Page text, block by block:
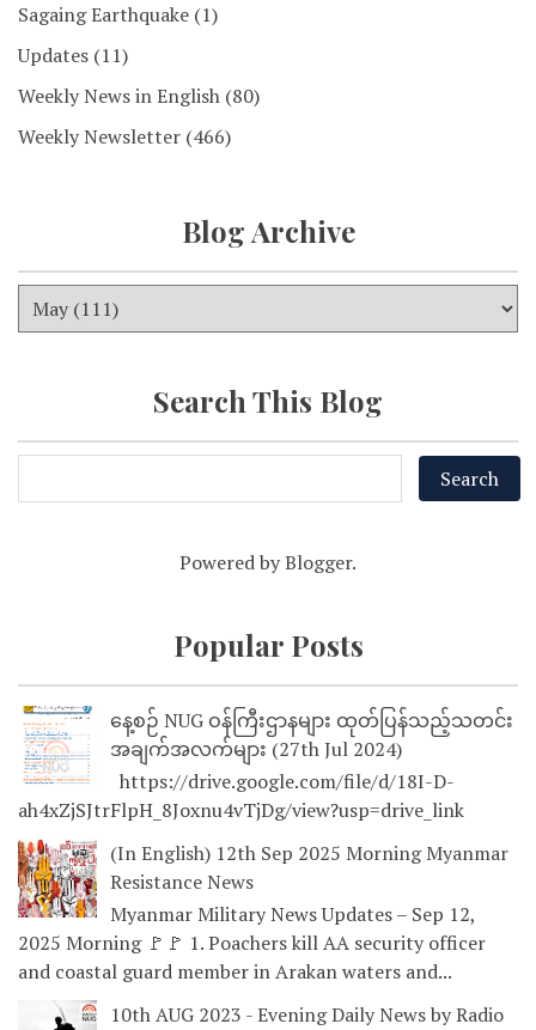
Sagaing Earthquake (1)
Updates (11)
Weekly News in English (80)
Weekly Newsletter (466)
Blog Archive
Search This Blog
Powered byBlogger.
Popular Posts
နေ့စဉ် NUG ဝန်ကြီးဌာနများ ထုတ်ပြန်သည့်သတင်း
အချက်အလက်များ (27th Jul 2024)
https://drive.google.com/file/d/18I-D-
ah4xZjSJtrFlpH_8Joxnu4vTjDg/view?usp=drive_link
(In English) 12th Sep 2025 Morning Myanmar
Resistance News
Myanmar Military News Updates – Sep 12,
2025 Morning 🚩🚩 1. Poachers kill AA security officer
and coastal guard member in Arakan waters and...
10th AUG 2023 - Evening Daily News by Radio